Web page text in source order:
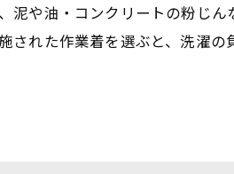
泥や油・コンクリートの粉じ
された作業着を選ぶと、洗濯の